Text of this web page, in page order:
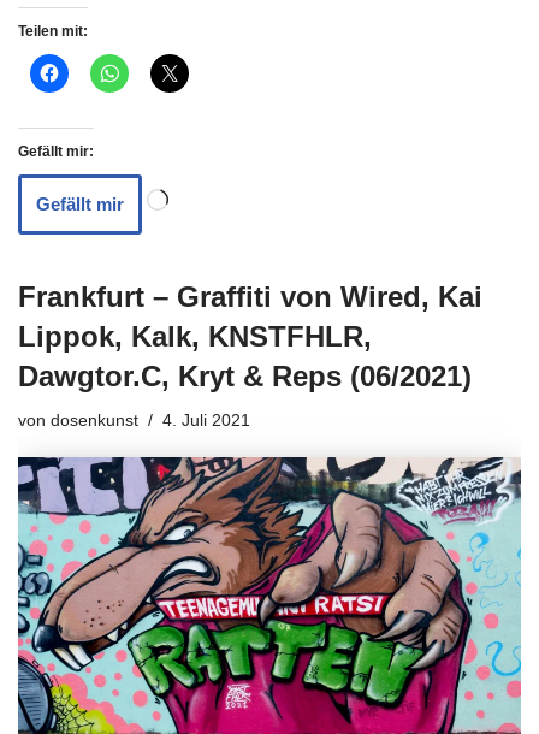
Teilen mit:
Gefällt mir:
Gefällt mir
Frankfurt – Graffiti von Wired, Kai
Lippok, Kalk, KNSTFHLR,
Dawgtor.C, Kryt & Reps (06/2021)
von dosenkunst 4. Juli 2021